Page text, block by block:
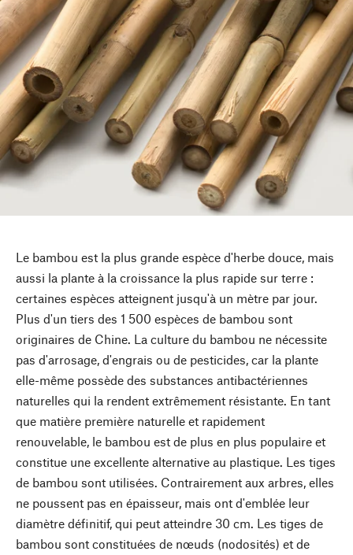
Le bambou est la plus grande espèce d'herbe douce, mais
aussi la plante à la croissance la plus rapide sur terre :
certaines espèces atteignent jusqu'à un mètre par jour.
Plus d'un tiers des 1 500 espèces de bambou sont
originaires de Chine. La culture du bambou ne nécessite
pas d'arrosage, d'engrais ou de pesticides, car la plante
elle-même possède des substances antibactériennes
naturelles qui la rendent extrêmement résistante. En tant
que matière première naturelle et rapidement
renouvelable, le bambou est de plus en plus populaire et
constitue une excellente alternative au plastique. Les tiges
de bambou sont utilisées. Contrairement aux arbres, elles
ne poussent pas en épaisseur, mais ont d'emblée leur
diamètre définitif, qui peut atteindre 30 cm. Les tiges de
bambou sont constituées de nœuds (nodosités) et de